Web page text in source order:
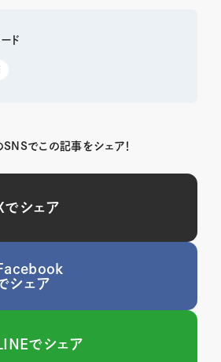
ド
でこの記事をシェア！
でシェア
シェア
LINEでシェア